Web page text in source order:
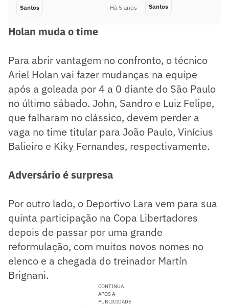
Santos Há 5 anos Santos
Holan muda o time
Para abrir vantagem no confronto, o técnico
Ariel Holan vai fazer mudanças na equipe
após a goleada por 4 a 0 diante do São Paulo
no último sábado. John, Sandro e Luiz Felipe,
que falharam no clássico, devem perder a
vaga no time titular para João Paulo, Vinícius
Balieiro e Kiky Fernandes, respectivamente.
Adversário é surpresa
Por outro lado, o Deportivo Lara vem para sua
quinta participação na Copa Libertadores
depois de passar por uma grande
reformulação, com muitos novos nomes no
elenco e a chegada do treinador Martín
Brignani.
CONTINUA
APÓS A
PUBLICIDADE